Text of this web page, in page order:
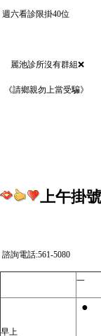
週六看診限掛40位
麗池診所沒有群組❌
《請鄉親勿上當受騙》
上午掛
諮詢電話:561-5080
一
早上
●